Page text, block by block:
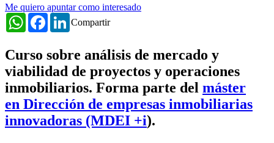
Me quiero apuntar como interesado
Compartir
WhatsAppFacebookLinkedIn
Curso sobre análisis de mercado y
viabilidad de proyectos y operaciones
inmobiliarios. Forma parte del máster
en Dirección de empresas inmobiliarias
innovadoras (MDEI +i).